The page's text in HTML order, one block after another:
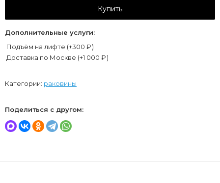
Купить
Дополнительные услуги:
Подъём на лифте (+300 ₽)
Доставка по Москве (+1 000 ₽)
Категории: раковины
Поделиться с другом: